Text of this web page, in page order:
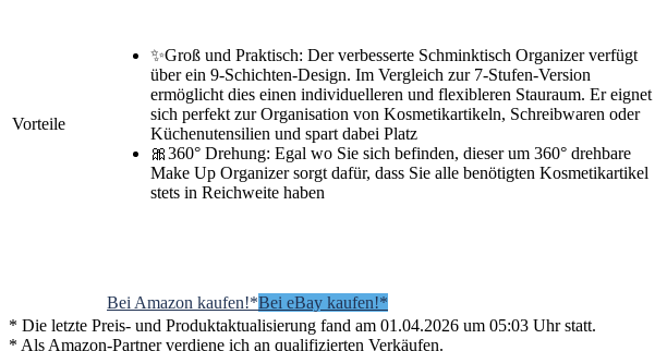
Vorteile
✨Groß und Praktisch: Der verbesserte Schminktisch Organizer verfügt
über ein 9-Schichten-Design. Im Vergleich zur 7-Stufen-Version
ermöglicht dies einen individuelleren und flexibleren Stauraum. Er eignet
sich perfekt zur Organisation von Kosmetikartikeln, Schreibwaren oder
Küchenutensilien und spart dabei Platz
🎀360° Drehung: Egal wo Sie sich befinden, dieser um 360° drehbare
Make Up Organizer sorgt dafür, dass Sie alle benötigten Kosmetikartikel
stets in Reichweite haben
Bei Amazon kaufen!*Bei eBay kaufen!*
* Die letzte Preis- und Produktaktualisierung fand am 01.04.2026 um 05:03 Uhr statt.
* Als Amazon-Partner verdiene ich an qualifizierten Verkäufen.